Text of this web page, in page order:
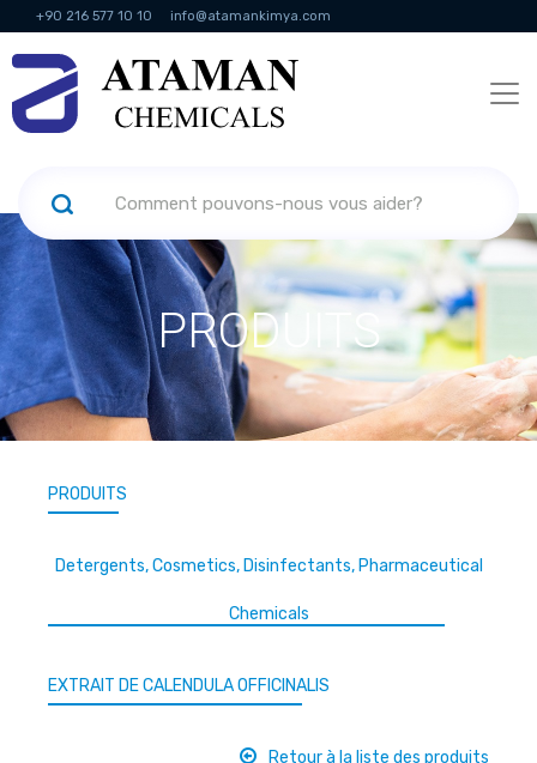
+90 216 577 10 10 info@atamankimya.com
KVKK Politikası Services de la société de l'information
humaines
PRODUITS
PRODUITS
Detergents, Cosmetics, Disinfectants, Pharmaceutical
Chemicals
EXTRAIT DE CALENDULA OFFICINALIS
Retour à la liste des produits